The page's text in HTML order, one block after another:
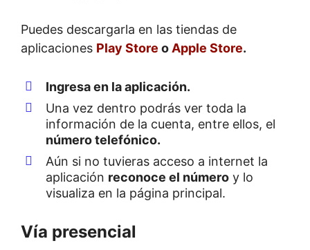
Puedes descargarla en las tiendas de
aplicaciones Play Store o Apple Store.
Ingresa en la aplicación.
Una vez dentro podrás ver toda la
información de la cuenta, entre ellos, el
número telefónico.
Aún si no tuvieras acceso a internet la
aplicación reconoce el número y lo
visualiza en la página principal.
Vía presencial